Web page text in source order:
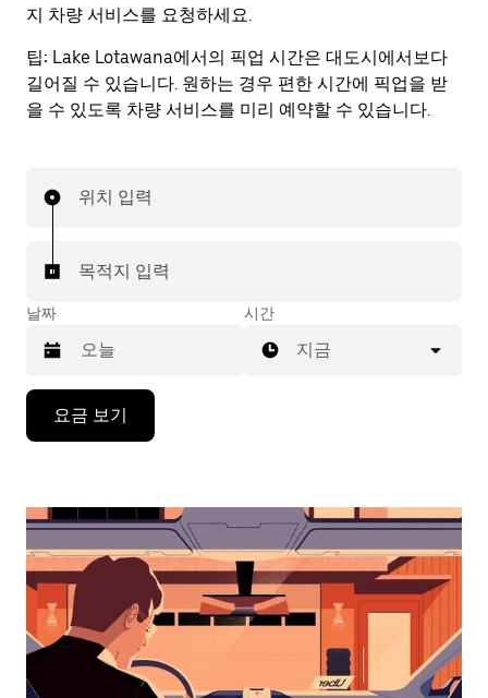
지 차량 서비스를 요청하세요.
팁: Lake Lotawana에서의 픽업 시간은 대도시에서보다
길어질 수 있습니다. 원하는 경우 편한 시간에 픽업을 받
을 수 있도록 차량 서비스를 미리 예약할 수 있습니다.
위치 입력
목적지 입력
날짜
작
면
아
래
화
살
시간
지금
요금 보기